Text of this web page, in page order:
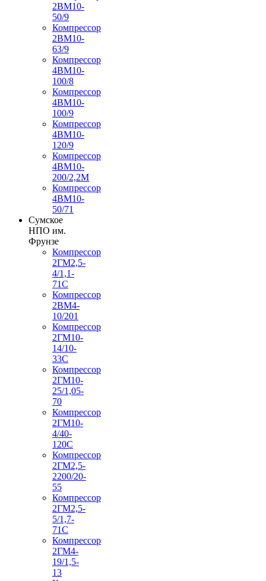
2ВМ10-
50/9
Компрессор
2ВМ10-
63/9
Компрессор
4ВМ10-
100/8
Компрессор
4ВМ10-
100/9
Компрессор
4ВМ10-
120/9
Компрессор
4ВМ10-
200/2,2М
Компрессор
4ВМ10-
50/71
Сумское
НПО им.
Фрунзе
Компрессор
2ГМ2,5-
4/1,1-
71С
Компрессор
2ВМ4-
10/201
Компрессор
2ГМ10-
14/10-
33С
Компрессор
2ГМ10-
25/1,05-
70
Компрессор
2ГМ10-
4/40-
120С
Компрессор
2ГМ2,5-
2200/20-
55
Компрессор
2ГМ2,5-
5/1,7-
71С
Компрессор
2ГМ4-
19/1,5-
13